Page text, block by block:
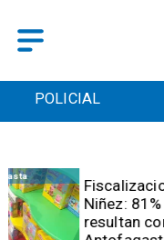
POLICIAL
Antofagasta